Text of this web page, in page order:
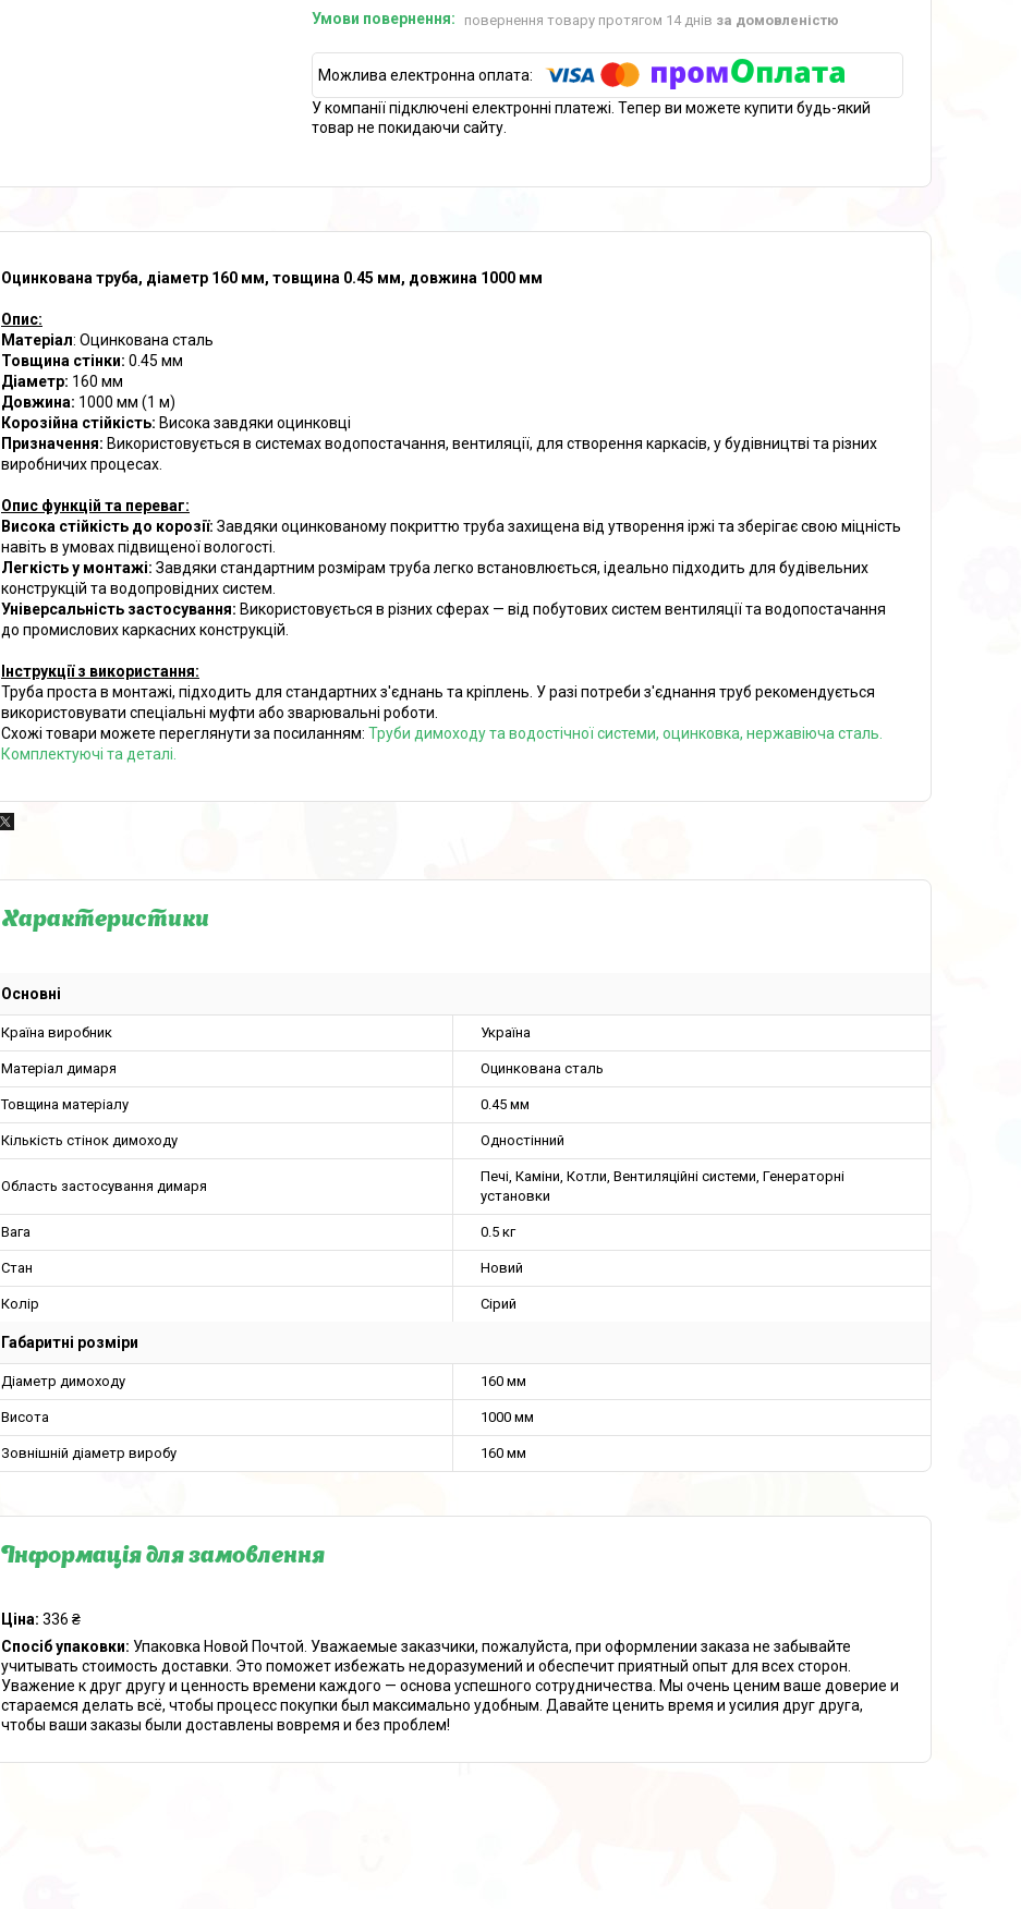
повернення товару протягом 14 днів за домовленістю
У компанії підключені електронні платежі. Тепер ви можете купити будь-який
товар не покидаючи сайту.
Оцинкована труба, діаметр 160 мм, товщина 0.45 мм, довжина 1000 мм
Опис:
Матеріал: Оцинкована сталь
Товщина стінки: 0.45 мм
Діаметр: 160 мм
Довжина: 1000 мм (1 м)
Корозійна стійкість: Висока завдяки оцинковці
Призначення: Використовується в системах водопостачання, вентиляції, для створення каркасів, у будівництві та різних
виробничих процесах.
Опис функцій та переваг:
Висока стійкість до корозії: Завдяки оцинкованому покриттю труба захищена від утворення іржі та зберігає свою міцність
навіть в умовах підвищеної вологості.
Легкість у монтажі: Завдяки стандартним розмірам труба легко встановлюється, ідеально підходить для будівельних
конструкцій та водопровідних систем.
Універсальність застосування: Використовується в різних сферах — від побутових систем вентиляції та водопостачання
до промислових каркасних конструкцій.
Інструкції з використання:
Труба проста в монтажі, підходить для стандартних з'єднань та кріплень. У разі потреби з'єднання труб рекомендується
використовувати спеціальні муфти або зварювальні роботи.
Схожі товари можете переглянути за посиланням: Труби димоходу та водостічної системи, оцинковка, нержавіюча сталь.
Комплектуючі та деталі.
Характеристики
Основні
Країна виробник Україна
Матеріал димаря Оцинкована сталь
Товщина матеріалу 0.45 мм
Кількість стінок димоходу Одностінний
Область застосування димаря
Печі, Каміни, Котли, Вентиляційні системи, Генераторні
установки
Вага 0.5 кг
Стан Новий
Колір Сірий
Габаритні розміри
Діаметр димоходу 160 мм
Висота 1000 мм
Зовнішній діаметр виробу 160 мм
Інформація для замовлення
Ціна: 336 ₴
Спосіб упаковки: Упаковка Новой Почтой. Уважаемые заказчики, пожалуйста, при оформлении заказа не забывайте
учитывать стоимость доставки. Это поможет избежать недоразумений и обеспечит приятный опыт для всех сторон.
Уважение к друг другу и ценность времени каждого — основа успешного сотрудничества. Мы очень ценим ваше доверие и
стараемся делать всё, чтобы процесс покупки был максимально удобным. Давайте ценить время и усилия друг друга,
чтобы ваши заказы были доставлены вовремя и без проблем!